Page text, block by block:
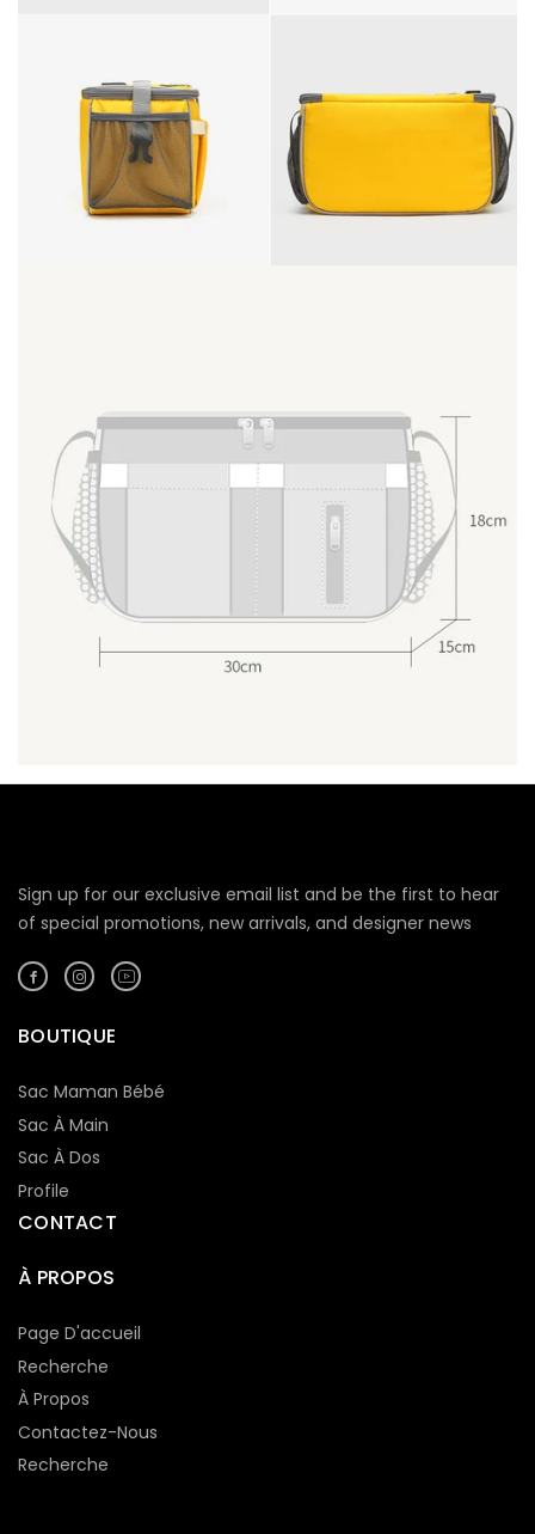
Sign up for our exclusive email list and be the first to hear
of special promotions, new arrivals, and designer news
BOUTIQUE
Sac Maman Bébé
Sac À Main
Sac À Dos
Profile
CONTACT
À PROPOS
Page D'accueil
Recherche
À Propos
Contactez-Nous
Recherche